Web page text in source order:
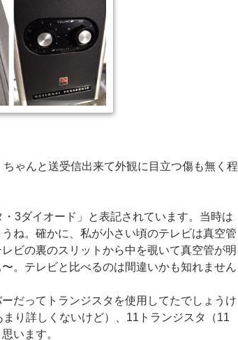
ゃんと送受信出来て外観に目立つ傷も無く程
3ダイオード」と表記されています。当時は
ね。確かに、私が小さい頃のテレビは真空管
ビの裏のスリットから中を覗いて真空管が明
。テレビと比べるのは間違いかも知れません
だってトランジスタを使用してたでしょうけ
り詳しくないけど）、11トランジスタ（11
います。